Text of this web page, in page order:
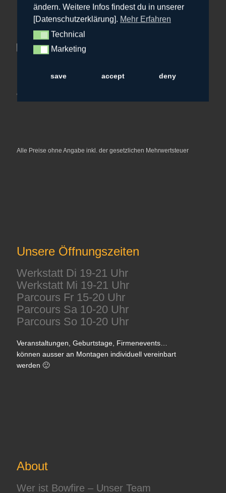
Alle Preise ohne Angabe inkl. der gesetzlichen Mehrwertsteuer
Unsere Öffnungszeiten
Werkstatt Di 19-21 Uhr
Werkstatt Mi 19-21 Uhr
Parcours Fr 15-20 Uhr
Parcours Sa 10-20 Uhr
Parcours So 10-20 Uhr
Veranstaltungen, Geburtstage, Firmenevents…
können ausser an Montagen individuell vereinbart
werden 🙂
About
Wer ist Bowfire – Unser Team
ändern. Weitere Infos findest du in unserer
[Datenschutzerklärung]. Mehr Erfahren
Technical
Technical
Marketing
Marketing
save accept deny